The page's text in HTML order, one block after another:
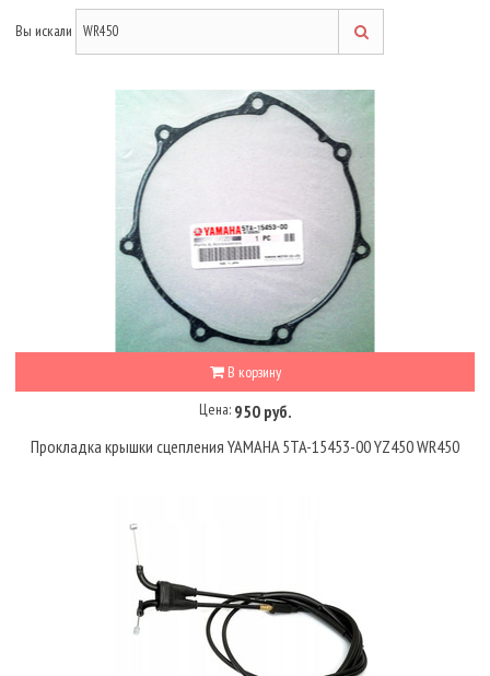
Вы искали
В корзину
Цена: 950 руб.
Прокладка крышки сцепления YAMAHA 5TA-15453-00 YZ450 WR450